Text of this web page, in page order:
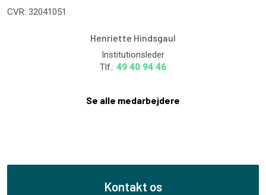
CVR: 32041051​​
Henriette Hindsgaul
Institutionsleder
Tlf.: 49 40 94 46
Se alle medarbejdere​
Kontakt os